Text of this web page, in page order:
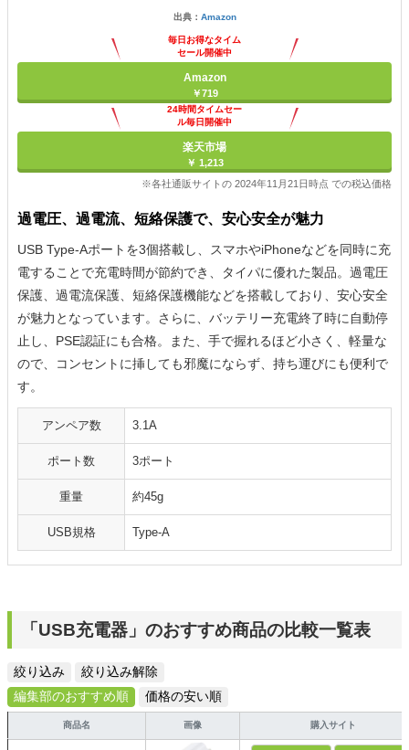
出典： Amazon
毎日お得なタイム
セール開催中
Amazon
￥719
24時間タイムセー
ル毎日開催中
楽天市場
￥ 1,213
※各社通販サイトの 2024年11月21日時点 での税込価格
過電圧、過電流、短絡保護で、安心安全が魅力
USB Type-Aポートを3個搭載し、スマホやiPhoneなどを同時に充
電することで充電時間が節約でき、タイパに優れた製品。過電圧
保護、過電流保護、短絡保護機能などを搭載しており、安心安全
が魅力となっています。さらに、バッテリー充電終了時に自動停
止し、PSE認証にも合格。また、手で握れるほど小さく、軽量な
ので、コンセントに挿しても邪魔にならず、持ち運びにも便利で
す。
アンペア数 3.1A
ポート数 3ポート
重量 約45g
USB規格 Type-A
「USB充電器」のおすすめ商品の比較一覧表
絞り込み
絞り込み解除
編集部のおすすめ順
価格の安い順
商品名 画像 購入サイト